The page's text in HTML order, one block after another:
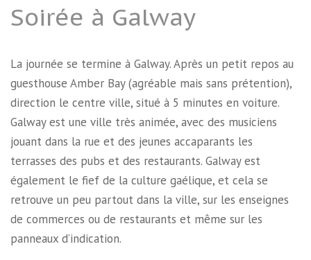
Soirée à Galway
La journée se termine à Galway. Après un petit repos au
guesthouse Amber Bay (agréable mais sans prétention),
direction le centre ville, situé à 5 minutes en voiture.
Galway est une ville très animée, avec des musiciens
jouant dans la rue et des jeunes accaparants les
terrasses des pubs et des restaurants. Galway est
également le fief de la culture gaélique, et cela se
retrouve un peu partout dans la ville, sur les enseignes
de commerces ou de restaurants et même sur les
panneaux d’indication.